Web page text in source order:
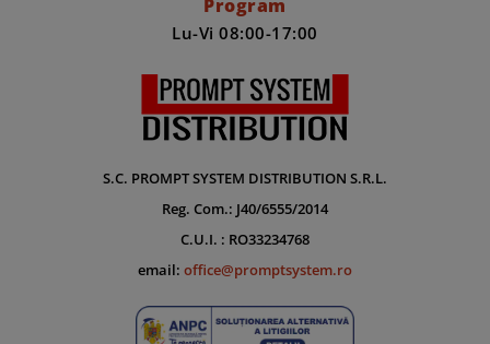
Program
Lu-Vi 08:00-17:00
S.C. PROMPT SYSTEM DISTRIBUTION S.R.L.
Reg. Com.: J40/6555/2014
C.U.I. : RO33234768
email: office@promptsystem.ro